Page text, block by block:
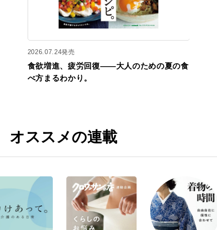
2026.07.24発売
食欲増進、疲労回復——大人のための夏の食
べ方まるわかり。
オススメの連載